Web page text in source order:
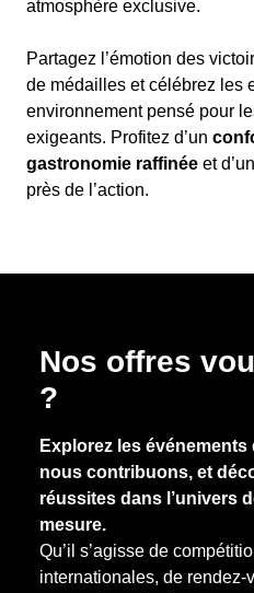
atmosphère exclusive.
Partagez l’émotion des
de médailles et célébrez les
environnement pensé pour
exigeants. Profitez d’un
gastronomie raffinée et
près de l’action.
Nos offres
?
Explorez les
nous contribuons, et
réussites dans l’univers
mesure.
Qu’il s’agisse de
internationales, de rendez-